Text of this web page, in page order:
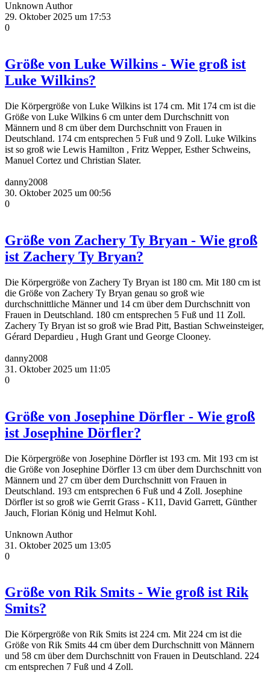
Unknown Author
29. Oktober 2025 um 17:53
0
Größe von Luke Wilkins - Wie groß ist
Luke Wilkins?
Die Körpergröße von Luke Wilkins ist 174 cm. Mit 174 cm ist die
Größe von Luke Wilkins 6 cm unter dem Durchschnitt von
Männern und 8 cm über dem Durchschnitt von Frauen in
Deutschland. 174 cm entsprechen 5 Fuß und 9 Zoll. Luke Wilkins
ist so groß wie Lewis Hamilton , Fritz Wepper, Esther Schweins,
Manuel Cortez und Christian Slater.
danny2008
30. Oktober 2025 um 00:56
0
Größe von Zachery Ty Bryan - Wie groß
ist Zachery Ty Bryan?
Die Körpergröße von Zachery Ty Bryan ist 180 cm. Mit 180 cm ist
die Größe von Zachery Ty Bryan genau so groß wie
durchschnittliche Männer und 14 cm über dem Durchschnitt von
Frauen in Deutschland. 180 cm entsprechen 5 Fuß und 11 Zoll.
Zachery Ty Bryan ist so groß wie Brad Pitt, Bastian Schweinsteiger,
Gérard Depardieu , Hugh Grant und George Clooney.
danny2008
31. Oktober 2025 um 11:05
0
Größe von Josephine Dörfler - Wie groß
ist Josephine Dörfler?
Die Körpergröße von Josephine Dörfler ist 193 cm. Mit 193 cm ist
die Größe von Josephine Dörfler 13 cm über dem Durchschnitt von
Männern und 27 cm über dem Durchschnitt von Frauen in
Deutschland. 193 cm entsprechen 6 Fuß und 4 Zoll. Josephine
Dörfler ist so groß wie Gerrit Grass - K11, David Garrett, Günther
Jauch, Florian König und Helmut Kohl.
Unknown Author
31. Oktober 2025 um 13:05
0
Größe von Rik Smits - Wie groß ist Rik
Smits?
Die Körpergröße von Rik Smits ist 224 cm. Mit 224 cm ist die
Größe von Rik Smits 44 cm über dem Durchschnitt von Männern
und 58 cm über dem Durchschnitt von Frauen in Deutschland. 224
cm entsprechen 7 Fuß und 4 Zoll.